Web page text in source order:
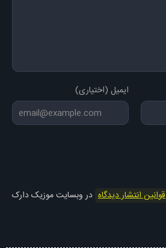
ایمیل (اختیاری)
قوانین انتشار دیدگاه در وبسایت موزیک دارک